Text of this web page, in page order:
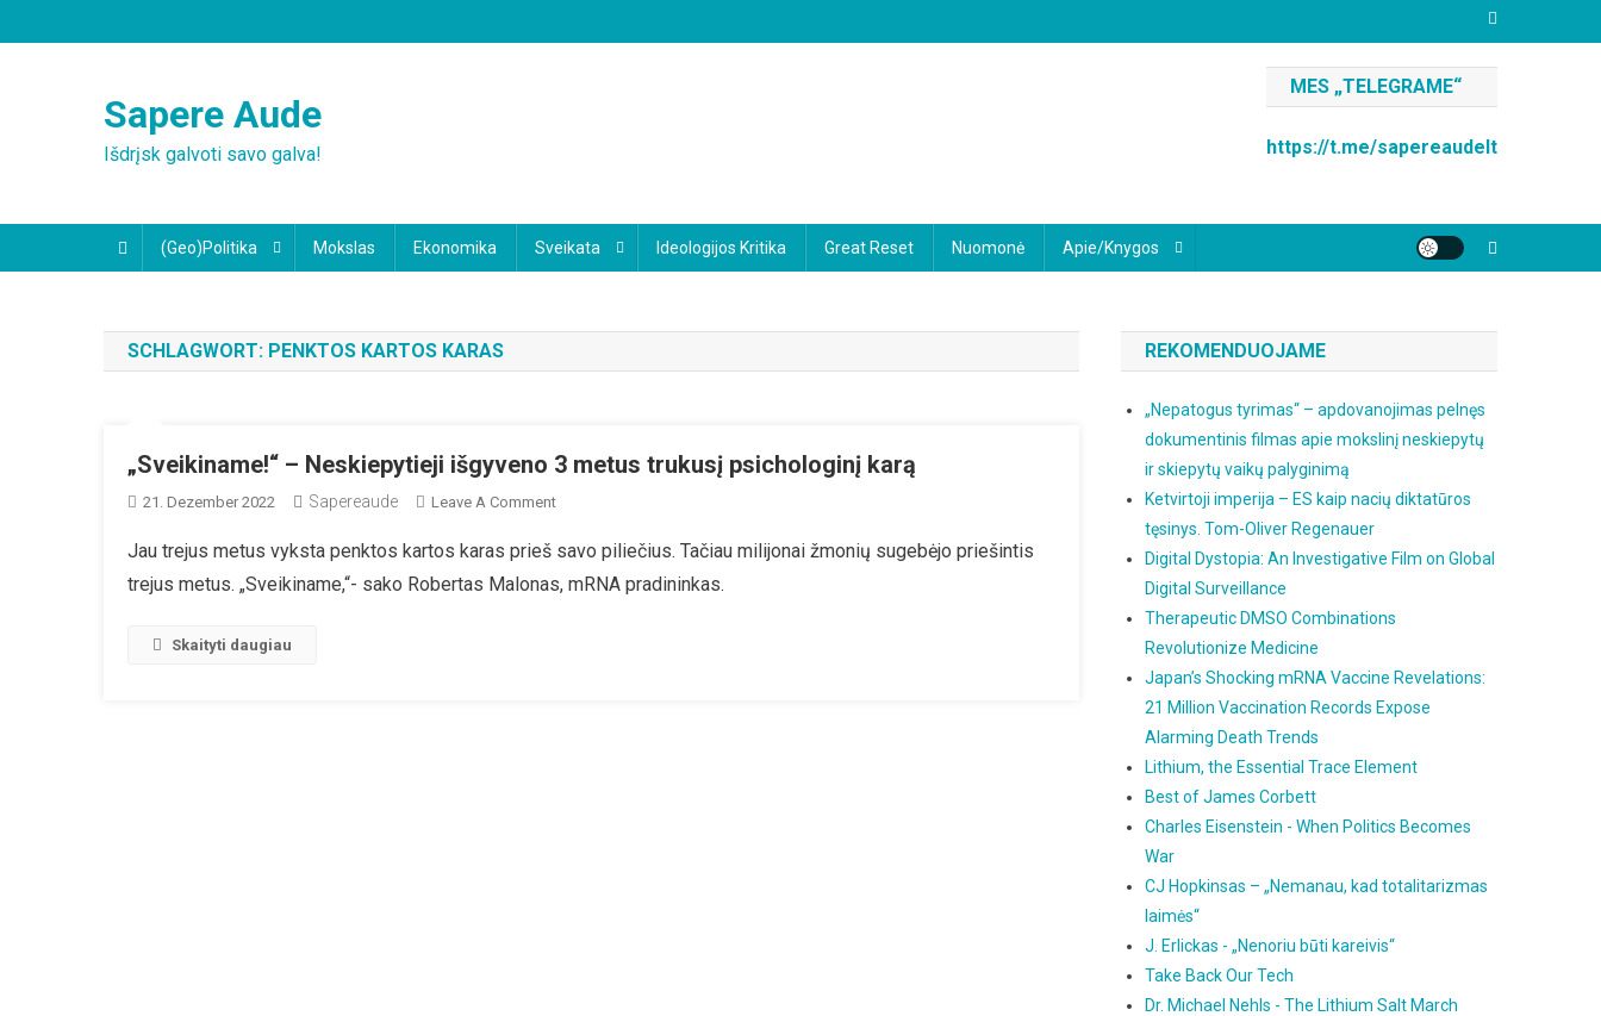
to
Sapere Aude
Išdrįsk galvoti savo galva!
MES „TELEGRAME“
https://t.me/sapereaudelt
(Geo)Politika Mokslas Ekonomika Sveikata Ideologijos Kritika Great Reset Nuomonė Apie/knygos
SCHLAGWORT: PENKTOS KARTOS KARAS
„Sveikiname!“ – Neskiepytieji išgyveno 3 metus trukusį psichologinį karą
21. Dezember 2022 Sapereaude Leave A CommentOn
–
Neskiepytieji
Jau trejus metus vyksta penktos kartos karas prieš savo piliečius. Tačiau milijonai žmonių sugebėjo priešintis
trejus metus. „Sveikiname,“- sako Robertas Malonas, mRNA pradininkas.
Skaityti daugiau
REKOMENDUOJAME
„Nepatogus tyrimas“ – apdovanojimas pelnęs
dokumentinis filmas apie mokslinį neskiepytų
ir skiepytų vaikų palyginimą
Ketvirtoji imperija – ES kaip nacių diktatūros
tęsinys. Tom-Oliver Regenauer
Digital Dystopia: An Investigative Film on Global
Digital Surveillance
Therapeutic DMSO Combinations
Revolutionize Medicine
Japan’s Shocking mRNA Vaccine Revelations:
21 Million Vaccination Records Expose
Alarming Death Trends
Lithium, the Essential Trace Element
Best of James Corbett
Charles Eisenstein - When Politics Becomes
War
CJ Hopkinsas – „Nemanau, kad totalitarizmas
laimės“
J. Erlickas - „Nenoriu būti kareivis“
Take Back Our Tech
Dr. Michael Nehls - The Lithium Salt March